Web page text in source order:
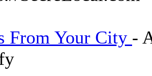
From Your City -